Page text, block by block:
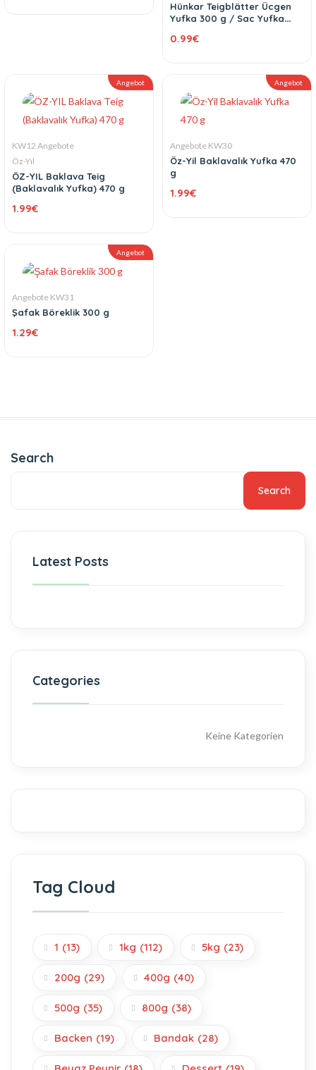
Hünkar Teigblätter Ücgen
Yufka 300 g / Sac Yufka
0.99€
Angebot
KW12 Angebote
Öz-Yıl
ÖZ-YIL Baklava Teig
(Baklavalık Yufka) 470 g
1.99€
Angebot
Angebote KW30
Öz-Yil Baklavalık Yufka 470
g
1.99€
Angebot
Angebote KW31
Şafak Böreklik 300 g
1.29€
Search
Search
Latest Posts
Categories
Keine Kategorien
Tag Cloud
1 (13) 1kg (112) 5kg (23)
200g (29) 400g (40)
500g (35) 800g (38)
Backen (19) Bandak (28)